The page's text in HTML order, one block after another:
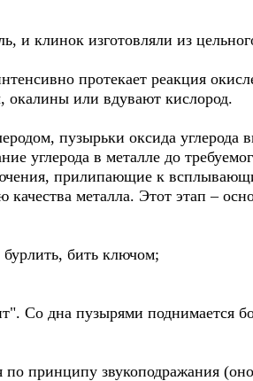
и клинок изготовляли из
протекает реакция
окалины или вдувают кислород.
пузырьки оксида
углерода в металле до
прилипающие к
металла. Этот этап –
бурлить, бить ключом;
Со дна пузырями поднимается
по принципу звукоподражания